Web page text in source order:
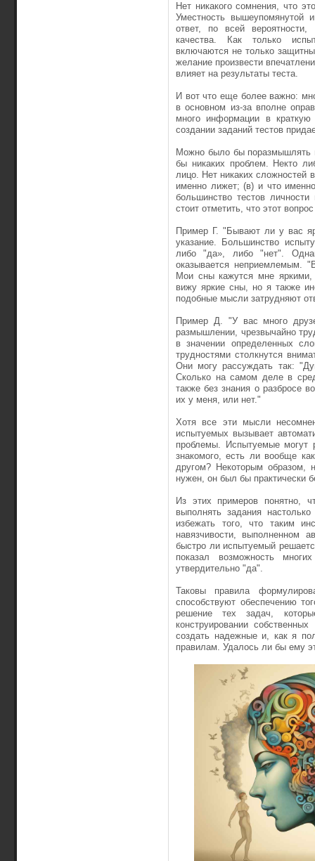
Нет никакого сомнения, что
Уместность вышеупомянутой
ответ, по всей вероятности,
качества. Как только
включаются не толь­ко
желание произвести
влияет на результаты теста.
И вот что еще более важно:
в основном из-за вполне
много информации в
создании заданий тестов
Можно было бы
бы никаких проблем. Некто
лицо. Нет никаких сложностей
именно лижет; (в) и что
большинство тестов
стоит отметить, что этот
Пример Г. "Бывают ли у вас
указание. Большинство
либо "да», либо "нет".
оказывается неприемле­мым.
Мои сны кажутся мне яркими,
вижу яркие сны, но я также
подобные мысли затрудняют
Пример Д. "У вас много
размышлении, чрезвычайно
в значении определенных
трудностями столкнутся
Они могу рассуждать так:
Сколько на самом деле в
также без знания о разбросе
их у меня, или нет."
Хотя все эти мысли
испытуемых вызывает
проблемы. Испытуемые могут
знакомого, есть ли вообще
другом? Некоторым
нужен, он был бы практически
Из этих примеров понятно,
выполнять задания
избежать того, что таким
навязчивости, выполненном
быстро ли испы­туемый
показал возможность
утвердительно "да".
Таковы правила
способствуют обеспечению
решение тех задач,
конструировании
создать надежные и, как я
правилам. Уда­лось ли бы ему